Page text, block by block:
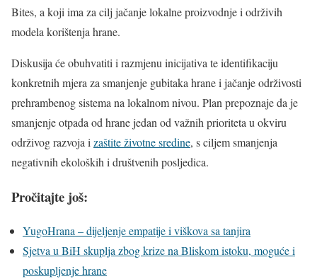
Bites, a koji ima za cilj jačanje lokalne proizvodnje i održivih
modela korištenja hrane.
Diskusija će obuhvatiti i razmjenu inicijativa te identifikaciju
konkretnih mjera za smanjenje gubitaka hrane i jačanje održivosti
prehrambenog sistema na lokalnom nivou. Plan prepoznaje da je
smanjenje otpada od hrane jedan od važnih prioriteta u okviru
održivog razvoja i zaštite životne sredine, s ciljem smanjenja
negativnih ekoloških i društvenih posljedica.
Pročitajte još:
YugoHrana – dijeljenje empatije i viškova sa tanjira
Sjetva u BiH skuplja zbog krize na Bliskom istoku, moguće i
poskupljenje hrane